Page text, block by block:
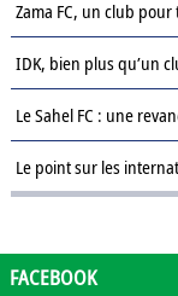
Zama FC, un club pour
IDK, bien plus qu’un
Le Sahel FC : une
Le point sur les
Présentation des clubs
FACEBOOK